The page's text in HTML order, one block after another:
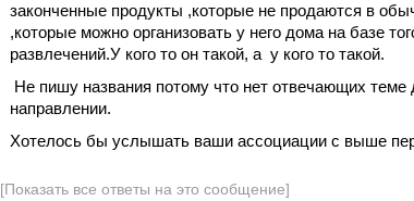
законченные продукты ,которые не продаются в
,которые можно организовать у него дома на базе
развлечений.У кого то он такой, а у кого то такой.
Не пишу названия потому что нет отвечающих теме
направлении.
Хотелось бы услышать ваши ассоциации с выше
[Показать все ответы на это сообщение]